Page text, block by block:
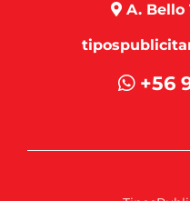
A. Bello
+56